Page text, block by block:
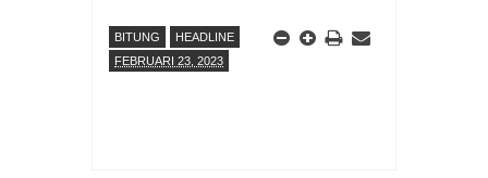
BITUNG
HEADLINE
FEBRUARI 23, 2023